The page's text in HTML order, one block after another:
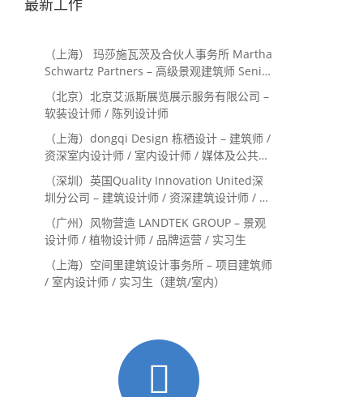
（上海） 玛莎施瓦茨及合伙人事务所 Martha
Schwartz Partners – 高级景观建筑师 Senior
Landscape Designer / 景观建筑师
Landscape Designer
（北京）北京艾派斯展览展示服务有限公司 –
软装设计师 / 陈列设计师
（上海）dongqi Design 栋栖设计 – 建筑师 /
资深室内设计师 / 室内设计师 / 媒体及公共关
系主管 / 设计实习生（常年招聘）
（深圳）英国Quality Innovation United深
圳分公司 – 建筑设计师 / 资深建筑设计师 / 室
内设计师 / 设计实习生
（广州）风物营造 LANDTEK GROUP – 景观
设计师 / 植物设计师 / 品牌运营 / 实习生
（上海）空间里建筑设计事务所 – 项目建筑师
/ 室内设计师 / 实习生（建筑/室内）